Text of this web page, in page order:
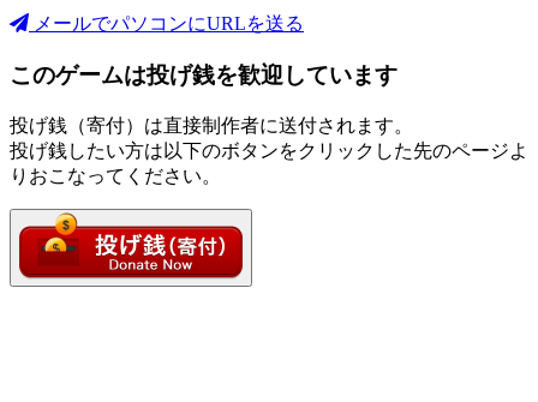
メールでパソコンにURLを送る
このゲームは投げ銭を歓迎しています
投げ銭（寄付）は直接制作者に送付されます。
投げ銭したい方は以下のボタンをクリックした先のページよ
りおこなってください。